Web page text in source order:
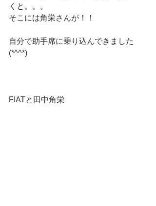
くと。。。
そこには角栄さんが！！
自分で助手席に乗り込んできました
(*^^*)
FIATと田中角栄